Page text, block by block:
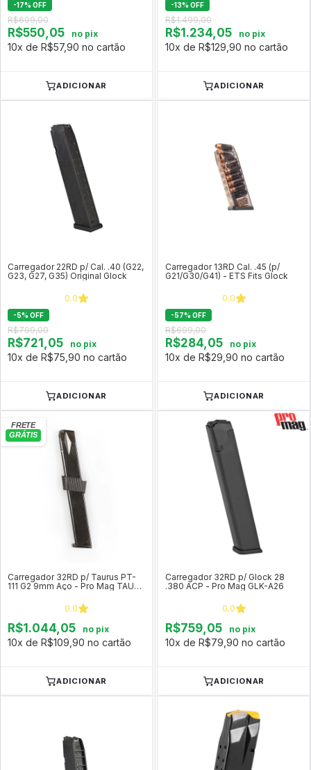
-17% OFF
R$699,00
R$550,05 no pix
10x de R$57,90 no cartão
ADICIONAR
-13% OFF
R$1.499,00
R$1.234,05 no pix
10x de R$129,90 no cartão
ADICIONAR
Carregador 22RD p/ Cal. .40 (G22,
G23, G27, G35) Original Glock
0.0
-5% OFF
R$799,00
R$721,05 no pix
10x de R$75,90 no cartão
ADICIONAR
Carregador 13RD Cal. .45 (p/
G21/G30/G41) - ETS Fits Glock
0.0
-57% OFF
R$699,00
R$284,05 no pix
10x de R$29,90 no cartão
ADICIONAR
Carregador 32RD p/ Taurus PT-
111 G2 9mm Aço - Pro Mag TAU-
0.0
R$1.044,05 no pix
10x de R$109,90 no cartão
ADICIONAR
Carregador 32RD p/ Glock 28
.380 ACP - Pro Mag GLK-A26
0.0
R$759,05 no pix
10x de R$79,90 no cartão
ADICIONAR